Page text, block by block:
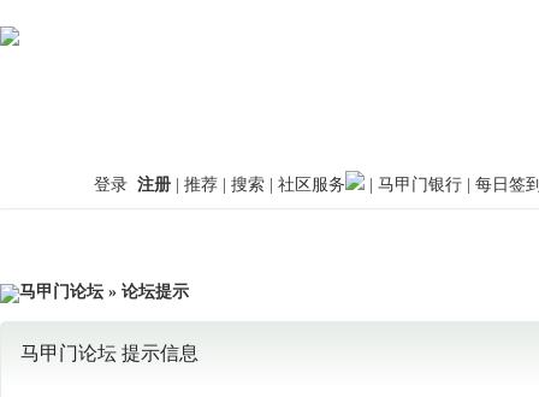
登录 注册 推荐 搜索 社区服务 马甲门银行 每日签
马甲门论坛 » 论坛提示
马甲门论坛 提示信息